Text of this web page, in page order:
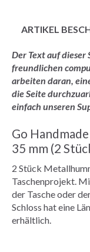
ARTIKEL
Der Text auf dieser
freundlichen
arbeiten daran,
die Seite
einfach unseren
Go
35 mm (2
2 Stück
Taschenprojekt.
der Tasche oder
Schloss hat eine
erhältlich.